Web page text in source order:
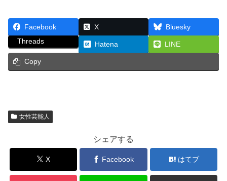
Facebook X
Bluesky
Threads
Hatena LINE
Copy
女性芸能人
シェアする
X Facebook はてブ